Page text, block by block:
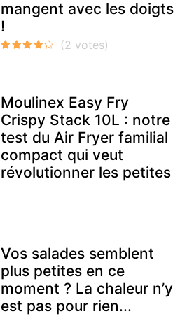
mangent avec les doigts
!
Moulinex Easy Fry
Crispy Stack 10L : notre
test du Air Fryer familial
compact qui veut
révolutionner les petites
Vos salades semblent
plus petites en ce
moment ? La chaleur n’y
est pas pour rien...